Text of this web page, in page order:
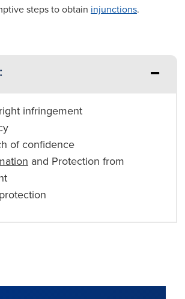
steps to obtain injunctions.
infringement
of confidence
and Protection from